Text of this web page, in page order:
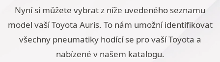
Nyní si můžete vybrat z níže uvedeného seznamu
model vaší Toyota Auris. To nám umožní identifikovat
všechny pneumatiky hodící se pro vaší Toyota a
nabízené v našem katalogu.